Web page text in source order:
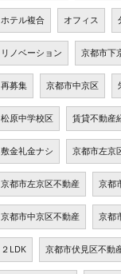
ホテル複合 オフィス
リノベーション 京都市下
再募集 京都市中京区
松原中学校区 賃貸不動産
敷金礼金ナシ 京都市左京
京都市左京区不動産 京都
京都市中京区不動産 京都
２LDK 京都市伏見区不動